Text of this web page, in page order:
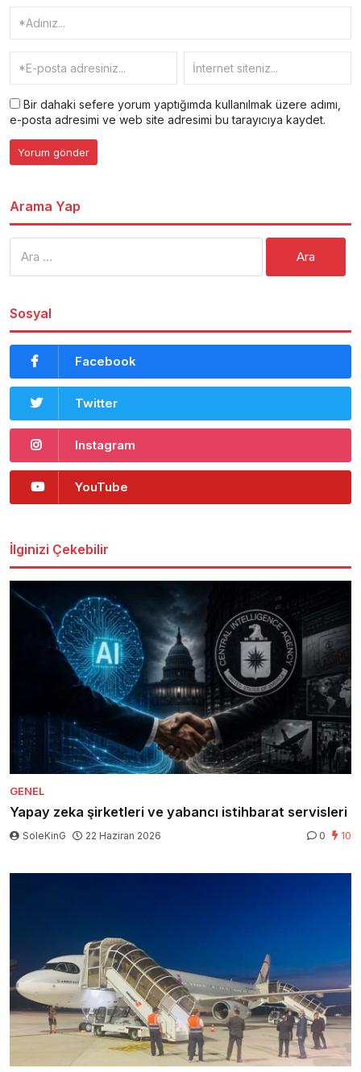
Bir dahaki sefere yorum yaptığımda kullanılmak üzere adımı,
e-posta adresimi ve web site adresimi bu tarayıcıya kaydet.
Arama Yap
Sosyal
Facebook
Twitter
Instagram
YouTube
İlginizi Çekebilir
GENEL
Yapay zeka şirketleri ve yabancı istihbarat servisleri
SoleKinG 22 Haziran 2026 0 10